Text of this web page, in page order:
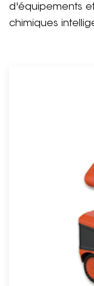
d'équipements
chimiques